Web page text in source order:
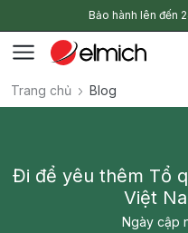
Bảo hành lên đến
Trang chủ Blog
Đi để yêu thêm Tổ
Việt
Ngày cập